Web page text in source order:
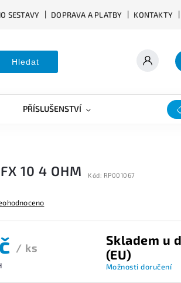
SESTAVY DOPRAVA A PLATBY KONTAKTY
Hledat
PŘÍSLUŠENSTVÍ
10 4 OHM Kód: RP001067
/ ks
Skladem u
(EU)
Možnosti doručení